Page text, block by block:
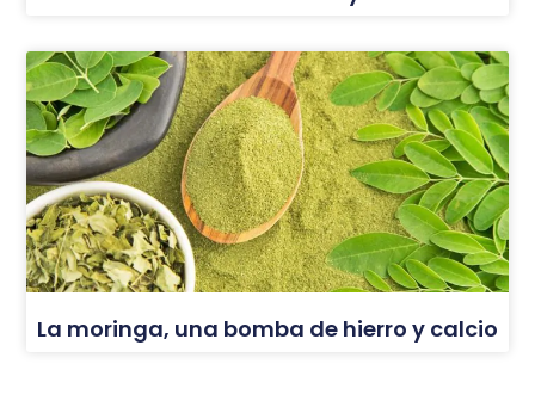
La moringa, una bomba de hierro y calcio